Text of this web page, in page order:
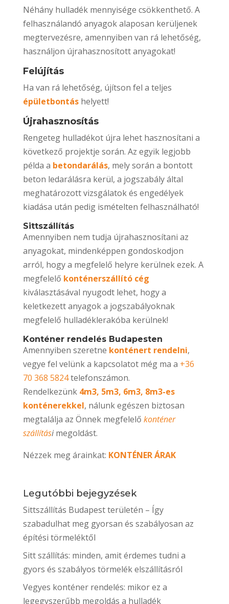
Néhány hulladék mennyisége csökkenthető. A
felhasználandó anyagok alaposan kerüljenek
megtervezésre, amennyiben van rá lehetőség,
használjon újrahasznosított anyagokat!
Felújítás
Ha van rá lehetőség, újítson fel a teljes
épületbontáshelyett!
Újrahasznosítás
Rengeteg hulladékot újra lehet hasznosítani a
következő projektje során. Az egyik legjobb
példa a betondarálás, mely során a bontott
beton ledarálásra kerül, a jogszabály által
meghatározott vizsgálatok és engedélyek
kiadása után pedig ismételten felhasználható!
Sittszállítás
Amennyiben nem tudja újrahasznosítani az
anyagokat, mindenképpen gondoskodjon
arról, hogy a megfelelő helyre kerülnek ezek. A
megfelelő konténerszállító cég
kiválasztásával nyugodt lehet, hogy a
keletkezett anyagok a jogszabályoknak
megfelelő hulladéklerakóba kerülnek!
Konténer rendelés Budapesten
Amennyiben szeretne konténert rendelni,
vegye fel velünk a kapcsolatot még ma a +36
70 368 5824telefonszámon.
Rendelkezünk 4m3, 5m3, 6m3, 8m3-es
konténerekkel, nálunk egészen biztosan
megtalálja az Önnek megfelelő konténer
szállítási megoldást.
Nézzek meg árainkat: KONTÉNER ÁRAK
Legutóbbi bejegyzések
Sittszállítás Budapest területén – Így
szabadulhat meg gyorsan és szabályosan az
építési törmeléktől
Sitt szállítás: minden, amit érdemes tudni a
gyors és szabályos törmelék elszállításról
Vegyes konténer rendelés: mikor ez a
legegyszerűbb megoldás a hulladék